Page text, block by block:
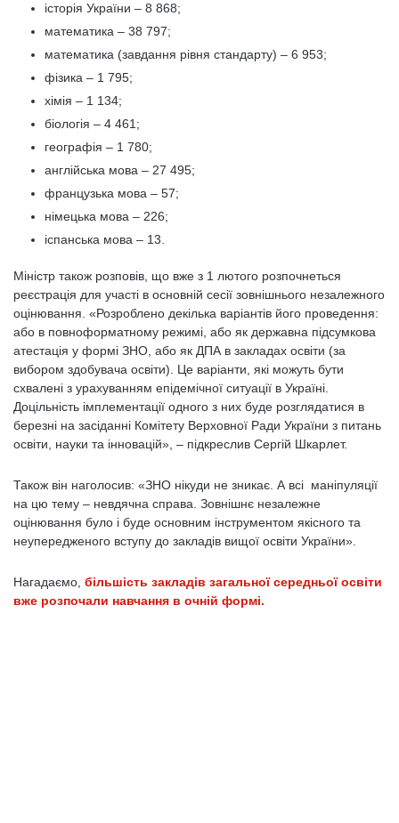
історія України – 8 868;
математика – 38 797;
математика (завдання рівня стандарту) – 6 953;
фізика – 1 795;
хімія – 1 134;
біологія – 4 461;
географія – 1 780;
англійська мова – 27 495;
французька мова – 57;
німецька мова – 226;
іспанська мова – 13.
Міністр також розповів, що вже з 1 лютого розпочнеться
реєстрація для участі в основній сесії зовнішнього незалежного
оцінювання. «Розроблено декілька варіантів його проведення:
або в повноформатному режимі, або як державна підсумкова
атестація у формі ЗНО, або як ДПА в закладах освіти (за
вибором здобувача освіти). Це варіанти, які можуть бути
схвалені з урахуванням епідемічної ситуації в Україні.
Доцільність імплементації одного з них буде розглядатися в
березні на засіданні Комітету Верховної Ради України з питань
освіти, науки та інновацій», – підкреслив Сергій Шкарлет.
Також він наголосив: «ЗНО нікуди не зникає. А всі маніпуляції
на цю тему – невдячна справа. Зовнішнє незалежне
оцінювання було і буде основним інструментом якісного та
неупередженого вступу до закладів вищої освіти України».
Нагадаємо, більшість закладів загальної середньої освіти
вже розпочали навчання в очній формі.